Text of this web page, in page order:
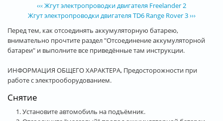
‹‹‹ Жгут электропроводки двигателя Freelander 2
Жгут электропроводки двигателя TD6 Range Rover 3 ›››
Перед тем, как отсоединять аккумуляторную батарею,
внимательно прочтите раздел "Отсоединение аккумуляторной
батареи" и выполните все приведённые там инструкции.
ИНФОРМАЦИЯ ОБЩЕГО ХАРАКТЕРА, Предосторожности при
работе с электрооборудованием.
Снятие
Установите автомобиль на подъёмник.